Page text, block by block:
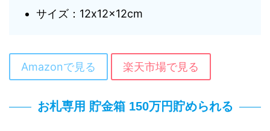
サイズ：12x12x12cm
Amazonで見る 楽天市場で見る
お札専用 貯金箱 150万円貯められる